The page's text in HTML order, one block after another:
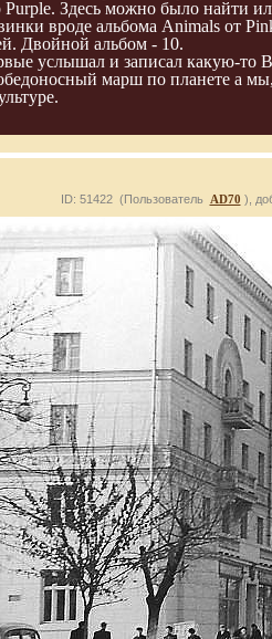
Здесь можно было найти
вроде альбома Animals от
Двойной альбом - 10.
услышал и записал какую-
марш по планете а
ID: 51422 (Пользователь AD70 ),